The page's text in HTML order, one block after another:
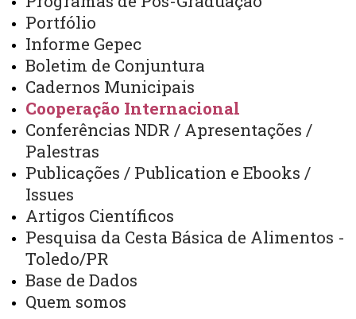
Webmail
Arquivo Virtual
Campus
Portfólio
Informe Gepec
Boletim de Conjuntura
Cadernos Municipais
Cooperação Internacional
Conferências NDR / Apresentações /
Palestras
Publicações / Publication e Ebooks /
Issues
Artigos Científicos
Pesquisa da Cesta Básica de Alimentos -
Toledo/PR
Base de Dados
Quem somos
Cooperação Internacional
COOPERAÇÃO INTERNACIONAL /
INTERNATIONAL COOPERATION